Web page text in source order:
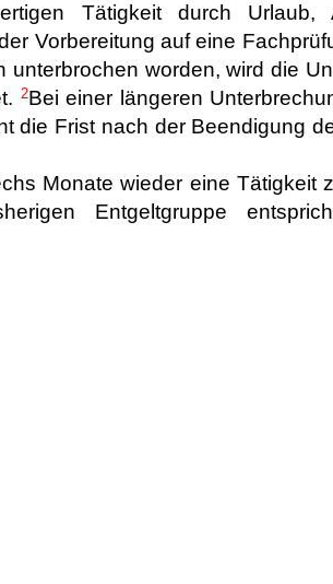
Tätigkeit durch Urlaub,
Vorbereitung auf eine
worden, wird die
2Bei einer längeren
die Frist nach der Beendigung
Monate wieder eine Tätigkeit
Entgeltgruppe